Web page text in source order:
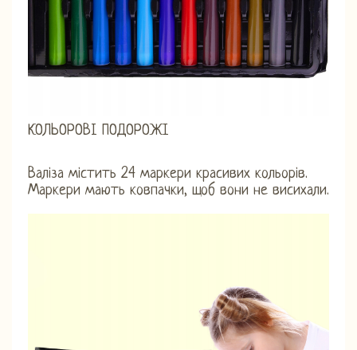
КОЛЬОРОВІ ПОДОРОЖІ
Валіза містить 24 маркери красивих кольорів.
Маркери мають ковпачки, щоб вони не висихали.